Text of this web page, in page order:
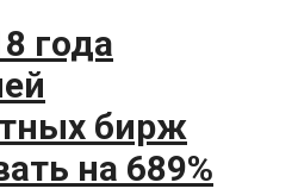
года
бирж
на 689%